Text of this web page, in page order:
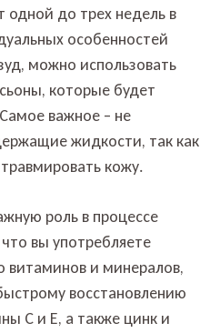
одной до трех недель в
особенностей
можно использовать
которые будет
важное – не
жидкости, так как
кожу.
роль в процессе
вы употребляете
витаминов и минералов,
восстановлению
C и E, а также цинк и